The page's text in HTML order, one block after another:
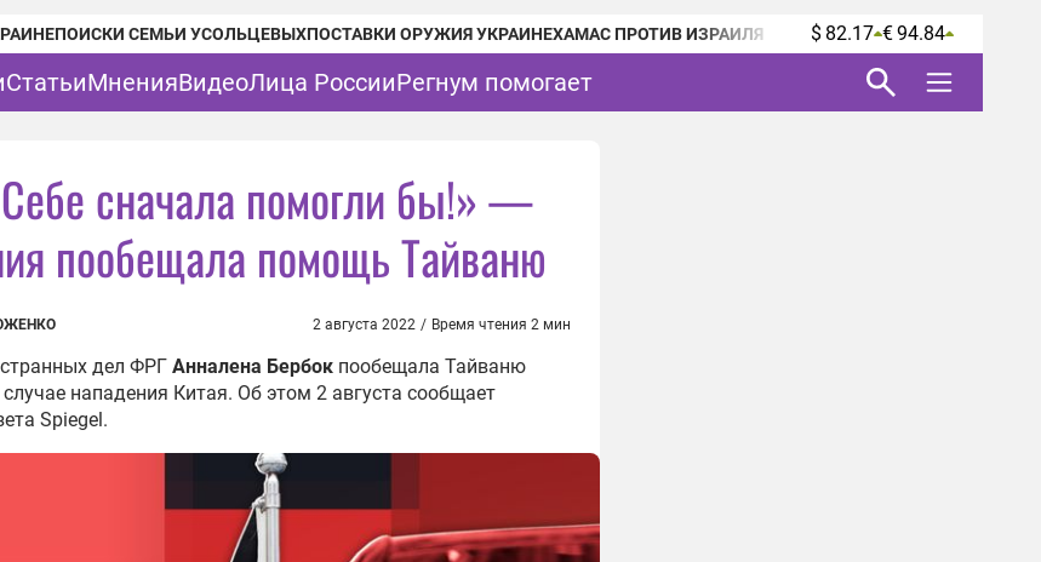
ПОИСКИ СЕМЬИ УСОЛЬЦЕВЫХПОСТАВКИ ОРУЖИЯ УКРАИНЕХАМАС ПРОТИВ ИЗРАИЛЯ $ 82.17 € 94.84
СтатьиМненияВидеоЛица РоссииРегнум помогает
сначала помогли бы!» —
пообещала помощь Тайваню
2 августа 2022 / Время чтения 2 мин
дел ФРГ Анналена Бербок пообещала Тайваню
нападения Китая. Об этом 2 августа сообщает
Spiegel.